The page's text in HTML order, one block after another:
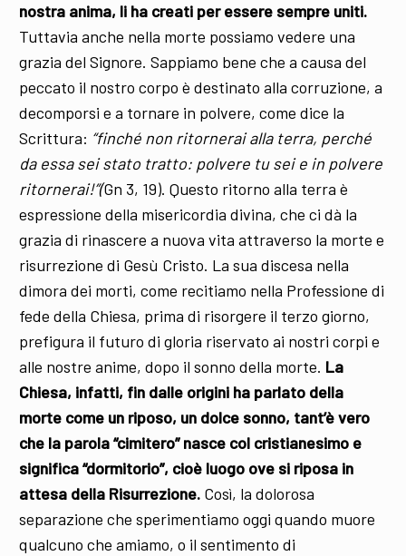
nostra anima, li ha creati per essere sempre uniti.
Tuttavia anche nella morte possiamo vedere una
grazia del Signore. Sappiamo bene che a causa del
peccato il nostro corpo è destinato alla corruzione, a
decomporsi e a tornare in polvere, come dice la
Scrittura: “finché non ritornerai alla terra, perché
da essa sei stato tratto: polvere tu sei e in polvere
ritornerai!”(Gn 3, 19). Questo ritorno alla terra è
espressione della misericordia divina, che ci dà la
grazia di rinascere a nuova vita attraverso la morte e
risurrezione di Gesù Cristo. La sua discesa nella
dimora dei morti, come recitiamo nella Professione di
fede della Chiesa, prima di risorgere il terzo giorno,
prefigura il futuro di gloria riservato ai nostri corpi e
alle nostre anime, dopo il sonno della morte. La
Chiesa, infatti, fin dalle origini ha parlato della
morte come un riposo, un dolce sonno, tant’è vero
che la parola “cimitero” nasce col cristianesimo e
significa “dormitorio”, cioè luogo ove si riposa in
attesa della Risurrezione. Così, la dolorosa
separazione che sperimentiamo oggi quando muore
qualcuno che amiamo, o il sentimento di